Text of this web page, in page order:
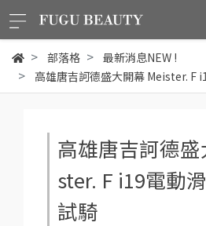
部落格
最新消息NEW !
高雄唐吉訶德盛大開幕 Meister. F
高雄唐吉訶德
ster. F i19電動
試騎